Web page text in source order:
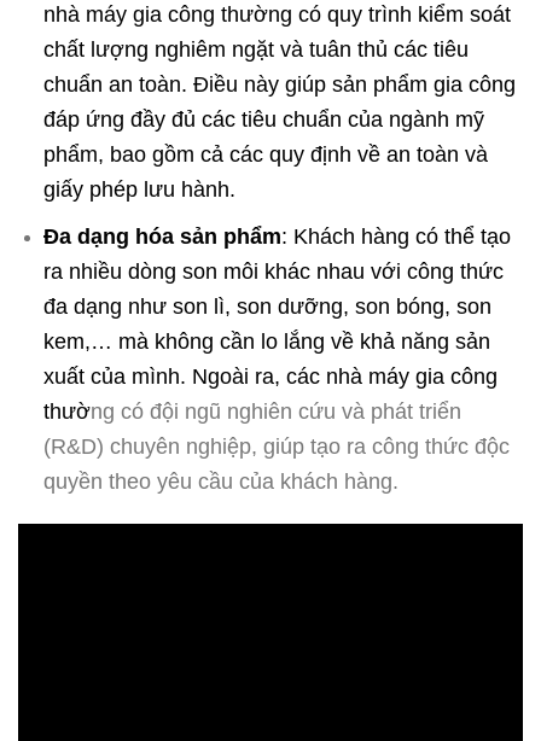
nhà máy gia công thường có quy trình kiểm soát
chất lượng nghiêm ngặt và tuân thủ các tiêu
chuẩn an toàn. Điều này giúp sản phẩm gia công
đáp ứng đầy đủ các tiêu chuẩn của ngành mỹ
phẩm, bao gồm cả các quy định về an toàn và
giấy phép lưu hành.
Đa dạng hóa sản phẩm: Khách hàng có thể tạo
ra nhiều dòng son môi khác nhau với công thức
đa dạng như son lì, son dưỡng, son bóng, son
kem,… mà không cần lo lắng về khả năng sản
xuất của mình. Ngoài ra, các nhà máy gia công
thường có đội ngũ nghiên cứu và phát triển
(R&D) chuyên nghiệp, giúp tạo ra công thức độc
quyền theo yêu cầu của khách hàng.